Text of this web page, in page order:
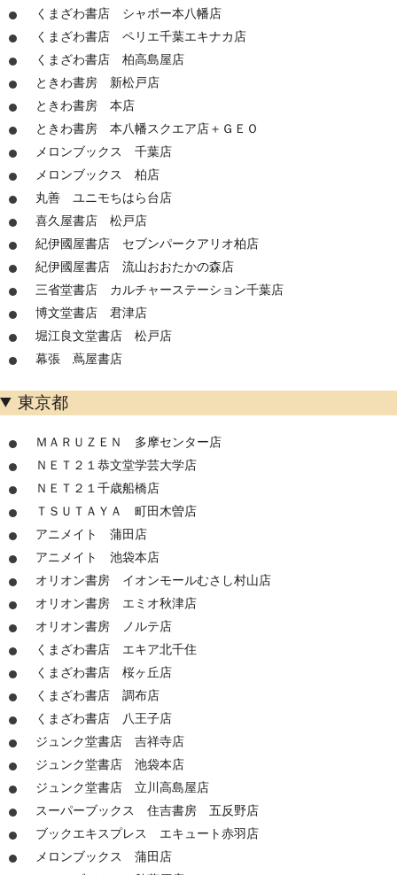
くまざわ書店 シャポー本八幡店
くまざわ書店 ペリエ千葉エキナカ店
くまざわ書店 柏高島屋店
ときわ書房 新松戸店
ときわ書房 本店
ときわ書房 本八幡スクエア店＋ＧＥＯ
メロンブックス 千葉店
メロンブックス 柏店
丸善 ユニモちはら台店
喜久屋書店 松戸店
紀伊國屋書店 セブンパークアリオ柏店
紀伊國屋書店 流山おおたかの森店
三省堂書店 カルチャーステーション千葉店
博文堂書店 君津店
堀江良文堂書店 松戸店
幕張 蔦屋書店
東京都
ＭＡＲＵＺＥＮ 多摩センター店
ＮＥＴ２１恭文堂学芸大学店
ＮＥＴ２１千歳船橋店
ＴＳＵＴＡＹＡ 町田木曽店
アニメイト 蒲田店
アニメイト 池袋本店
オリオン書房 イオンモールむさし村山店
オリオン書房 エミオ秋津店
オリオン書房 ノルテ店
くまざわ書店 エキア北千住
くまざわ書店 桜ヶ丘店
くまざわ書店 調布店
くまざわ書店 八王子店
ジュンク堂書店 吉祥寺店
ジュンク堂書店 池袋本店
ジュンク堂書店 立川高島屋店
スーパーブックス 住吉書房 五反野店
ブックエキスプレス エキュート赤羽店
メロンブックス 蒲田店